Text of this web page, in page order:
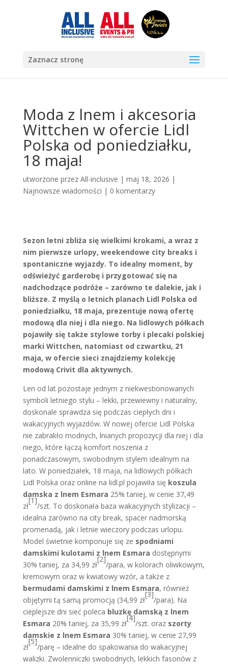
Zaznacz stronę
Moda z lnem i akcesoria
Wittchen w ofercie Lidl
Polska od poniedziałku,
18 maja!
utworzone przez All-inclusive | maj 18, 2026 |
Najnowsze wiadomości | 0 komentarzy
Sezon letni zbliża się wielkimi krokami, a wraz z
nim pierwsze urlopy, weekendowe city breaks i
spontaniczne wyjazdy. To idealny moment, by
odświeżyć garderobę i przygotować się na
nadchodzące podróże – zarówno te dalekie, jak i
bliższe. Z myślą o letnich planach Lidl Polska od
poniedziałku, 18 maja, prezentuje nową ofertę
modową dla niej i dla niego. Na lidlowych półkach
pojawiły się także stylowe torby i plecaki polskiej
marki Wittchen, natomiast od czwartku, 21
maja, w ofercie sieci znajdziemy kolekcję
modową Crivit dla aktywnych.
Len od lat pozostaje jednym z niekwestionowanych
symboli letniego stylu – lekki, przewiewny i naturalny,
doskonale sprawdza się podczas ciepłych dni i
wakacyjnych wyjazdów. W nowej ofercie Lidl Polska
nie zabrakło modnych, lnianych propozycji dla niej i dla
niego, które łączą komfort noszenia z
ponadczasowym, swobodnym stylem idealnym na
lato. W poniedziałek, 18 maja, na lidlowych półkach
Lidl Polska oraz online na lidl.pl pojawiła się koszula
damska z lnem Esmara 25% taniej, w cenie 37,49
zł
[1]
/szt. To doskonała baza wakacyjnych stylizacji –
idealna zarówno na city break, spacer nadmorską
promenadą, jak i letnie wieczory podczas urlopu.
Model świetnie komponuje się ze spodniami
damskimi kulotami z lnem Esmara dostępnymi
30% taniej, za 34,99 zł
[2]
/para, w kolorach oliwkowym,
kremowym oraz w kwiatowy wzór, a także z
bermudami damskimi z lnem Esmara, również
objętymi tą samą promocją (34,99 zł
[3]
/para). Na
cieplejsze dni sieć poleca bluzkę damską z lnem
Esmara 20% taniej, za 35,99 zł
[4]
/szt. oraz szorty
damskie z lnem Esmara 30% taniej, w cenie 27,99
zł
[5]
/parę – idealne do spakowania do wakacyjnej
walizki. Zwolenniczki swobodnych, lekkich fasonów z